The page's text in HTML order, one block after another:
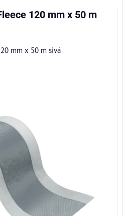
120 mm x 50 m
mm x 50 m sivá